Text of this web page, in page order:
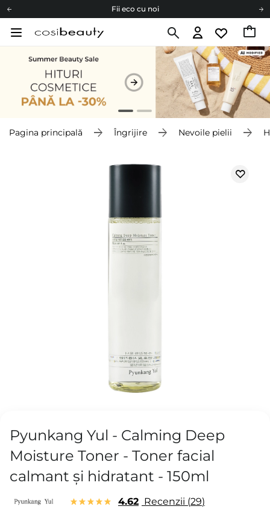
Fii eco cu noi
Pagina principală Îngrijire Nevoile pielii
Pyunkang Yul - Calming Deep
Moisture Toner - Toner facial
calmant și hidratant - 150ml
4.62 Recenzii 29